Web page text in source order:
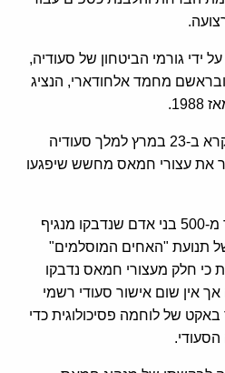
על ידי גורמי הביטחון של סעודיה,
מחמד אלחודארי, הנציג
מנהיג חמאס אסמעיל הניה קרא ב-23 במרץ למלך סעודיה
את עצורי חמאס מחשש שיפגעו
בסעודיה דווח עד כה על יותר מ-500 בני אדם שנדבקו מנגיף
תנועת "האחים המוסלמים"
כי חלק מעצורי חמאס נדבקו
אין שום אישור סעודי רשמי
באקט של לוחמה פסיכולוגית כדי